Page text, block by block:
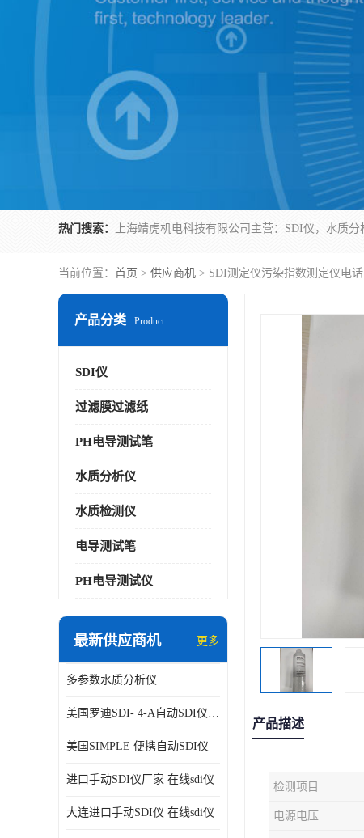
热门搜索：
当前位置： 首页 > 供应商机 > SDI测定仪污染指数测定仪电话
产品分类 Product
SDI仪
过滤膜过滤纸
PH电导测试笔
水质分析仪
水质检测仪
电导测试笔
PH电导测试仪
最新供应商机 更多
多参数水质分析仪
美国罗迪SDI- 4-A自动SDI仪在线分析仪污染指数仪
美国SIMPLE 便携自动SDI仪
进口手动SDI仪厂家 在线sdi仪
大连进口手动SDI仪 在线sdi仪
产品描述
检测项目
电源电压